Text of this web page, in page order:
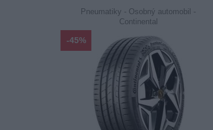
Pneumatiky - Osobný automobil -
Continental
-45%